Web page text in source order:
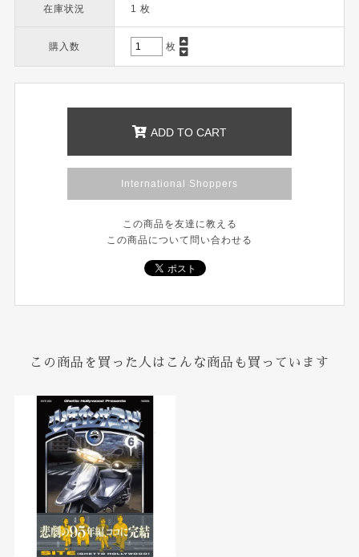
在庫状況 1 枚
購入数 枚
ADD TO CART
International Shoppers
この商品を友達に教える
この商品について問い合わせる
この商品を買った人はこんな商品も買っています